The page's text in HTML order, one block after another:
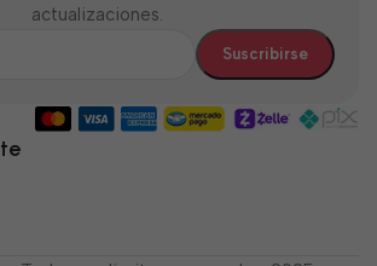
actualizaciones.